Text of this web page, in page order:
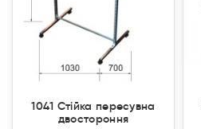
1041 Стійка пересувна
двостороння